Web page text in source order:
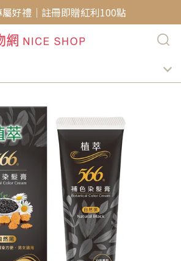
好禮｜註冊即贈紅利100點